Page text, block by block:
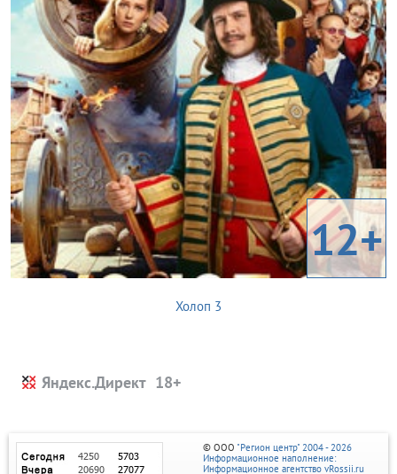
12+
Холоп 3
Яндекс.Директ
© ООО "Регион центр" 2004 - 2026
Информационное наполнение:
Информационное агентство vRossii.ru